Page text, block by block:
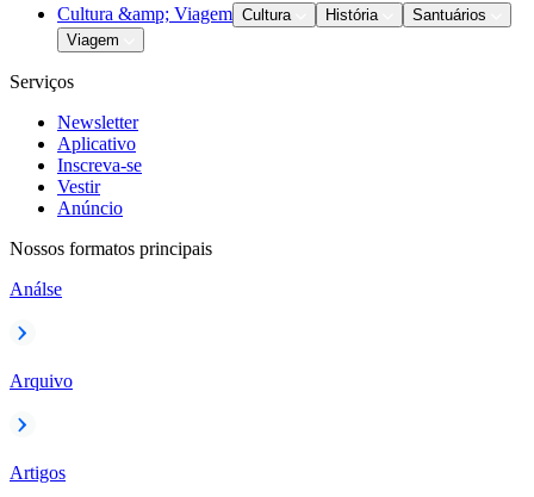
Cultura &amp; Viagem Cultura História
Santuários
Viagem
Serviços
Newsletter
Aplicativo
Inscreva-se
Vestir
Anúncio
Nossos formatos principais
Análse
Arquivo
Artigos